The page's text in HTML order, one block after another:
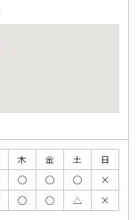
木 金 土
日
◯ ◯ ◯
×
◯ ◯ △ ×